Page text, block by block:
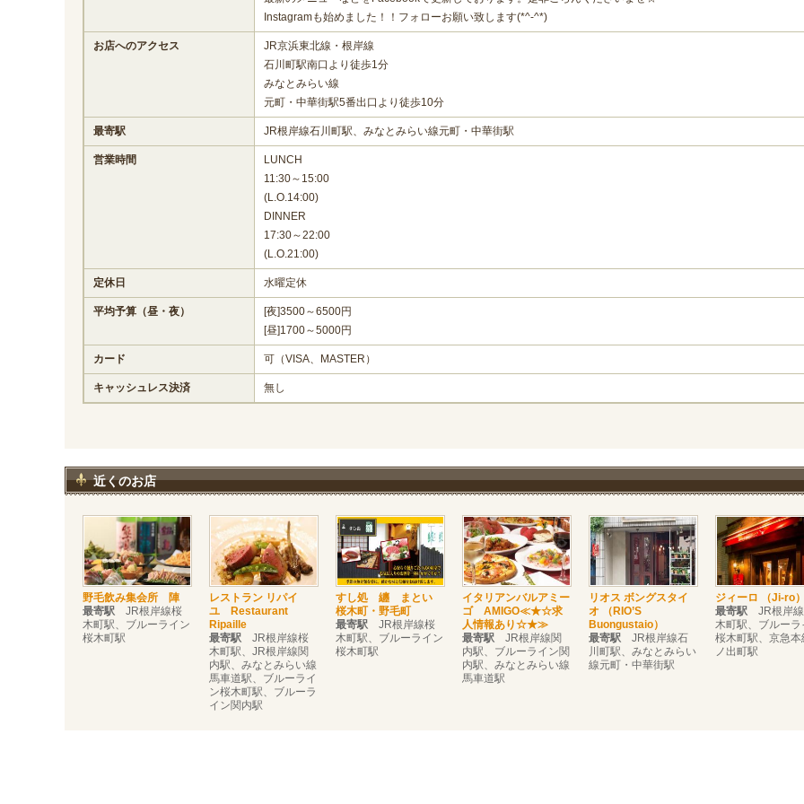
Instagramも始めました！！フォローお願い致します(*^-^*)
お店へのアクセス
JR京浜東北線・根岸線
石川町駅南口より徒歩1分
みなとみらい線
元町・中華街駅5番出口より徒歩10分
最寄駅 JR根岸線石川町駅、みなとみらい線元町・中華街駅
営業時間
LUNCH
11:30～15:00
(L.O.14:00)
DINNER
17:30～22:00
(L.O.21:00)
定休日 水曜定休
平均予算（昼・夜）
[夜]3500～6500円
[昼]1700～5000円
カード 可（VISA、MASTER）
キャッシュレス決済 無し
近くのお店
野毛飲み集会所 陣
最寄駅 JR根岸線桜
木町駅、ブルーライン
桜木町駅
レストラン リパイ
ユ Restaurant
Ripaille
最寄駅 JR根岸線桜
木町駅、JR根岸線関
内駅、みなとみらい線
馬車道駅、ブルーライ
ン桜木町駅、ブルーラ
イン関内駅
すし処 纏 まとい
桜木町・野毛町
最寄駅 JR根岸線桜
木町駅、ブルーライン
桜木町駅
イタリアンバルアミー
ゴ AMIGO≪★☆求
人情報あり☆★≫
最寄駅 JR根岸線関
内駅、ブルーライン関
内駅、みなとみらい線
馬車道駅
リオス ボングスタイ
オ （RIO’S
Buongustaio）
最寄駅 JR根岸線石
川町駅、みなとみらい
線元町・中華街駅
ジィーロ （Ji-ro
最寄駅 JR根岸
木町駅、ブルーラ
桜木町駅、京急本
ノ出町駅